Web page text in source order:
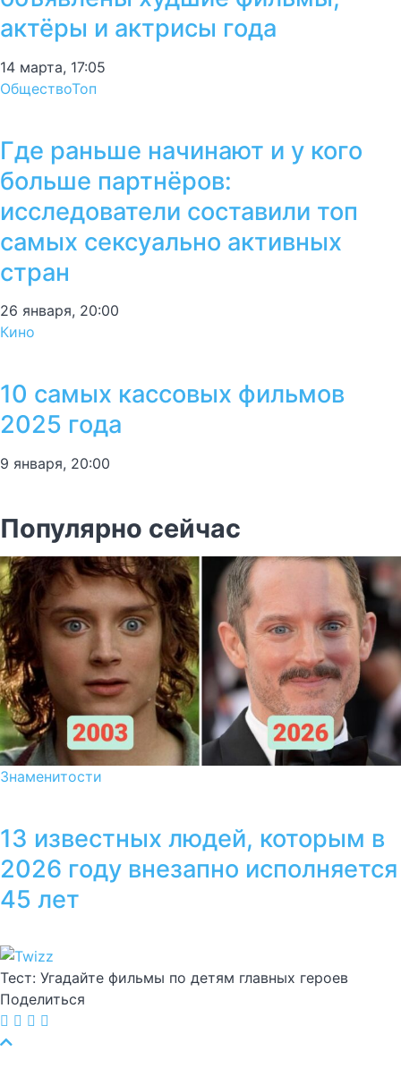
актёры и актрисы года
14 марта, 17:05
ОбществоТоп
Где раньше начинают и у кого
больше партнёров:
исследователи составили топ
самых сексуально активных
стран
26 января, 20:00
Кино
10 самых кассовых фильмов
2025 года
9 января, 20:00
Популярно сейчас
Знаменитости
13 известных людей, которым в
2026 году внезапно исполняется
45 лет
Тест: Угадайте фильмы по детям главных героев
Поделиться